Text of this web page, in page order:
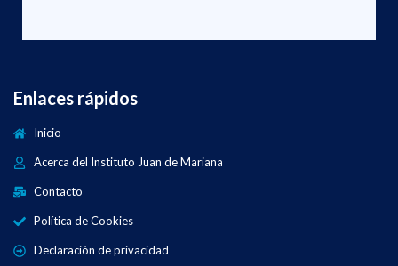
Enlaces rápidos
Inicio
Acerca del Instituto Juan de Mariana
Contacto
Política de Cookies
Declaración de privacidad